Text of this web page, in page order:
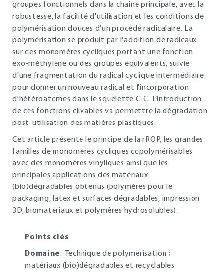
groupes fonctionnels dans la chaîne principale, avec la
robustesse, la facilité d'utilisation et les conditions de
polymérisation douces d'un procédé radicalaire. La
polymérisation se produit par l'addition de radicaux
sur des monomères cycliques portant une fonction
exo-méthylène ou des groupes équivalents, suivie
d'une fragmentation du radical cyclique intermédiaire
pour donner un nouveau radical et l'incorporation
d'hétéroatomes dans le squelette C-C. L’introduction
de ces fonctions clivables va permettre la dégradation
post-utilisation des matières plastiques.
Cet article présente le principe de la rROP, les grandes
familles de monomères cycliques copolymérisables
avec des monomères vinyliques ainsi que les
principales applications des matériaux
(bio)dégradables obtenus (polymères pour le
packaging, latex et surfaces dégradables, impression
3D, biomatériaux et polymères hydrosolubles).
Points clés
Domaine : Technique de polymérisation ;
matériaux (bio)dégradables et recyclables